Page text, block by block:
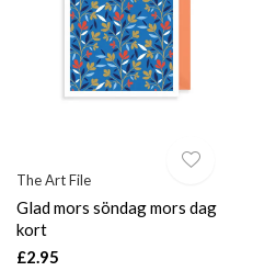
The Art File
Glad mors söndag mors dag
kort
£2.95